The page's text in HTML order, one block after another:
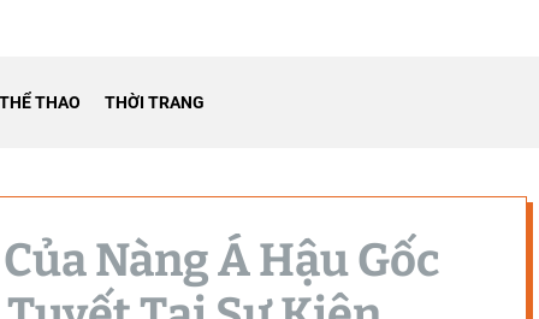
THỂ THAO THỜI TRANG
Nàng Á Hậu Gốc